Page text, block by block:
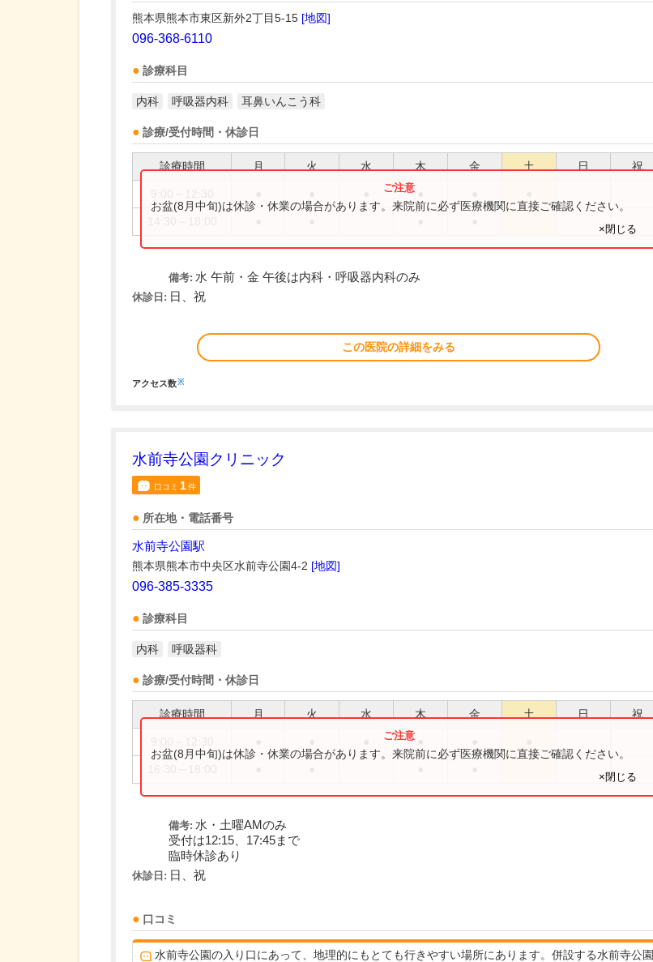
熊本県熊本市東区新外2丁目5-15 [地図]
096-368-6110
診療科目
内科 呼吸器内科 耳鼻いんこう科
診療/受付時間・休診日
診療時間 月 火 水 木 金 土 日 祝
お盆(8月中旬)は休診・休業の場合があります。来院前に必ず医療機関に直接ご確認ください。
×閉じる
備考: 水 午前・金 午後は内科・呼吸器内科のみ
休診日: 日、祝
この医院の詳細をみる
アクセス数※
水前寺公園クリニック
口コミ 1件
所在地・電話番号
水前寺公園駅
熊本県熊本市中央区水前寺公園4-2 [地図]
096-385-3335
診療科目
内科 呼吸器科
診療/受付時間・休診日
診療時間 月 火 水 木 金 土 日 祝
お盆(8月中旬)は休診・休業の場合があります。来院前に必ず医療機関に直接ご確認ください。
×閉じる
備考: 水・土曜AMのみ
受付は12:15、17:45まで
臨時休診あり
休診日: 日、祝
口コミ
水前寺公園の入り口にあって、地理的にもとても行きやすい場所にあります。併設する水前寺公園